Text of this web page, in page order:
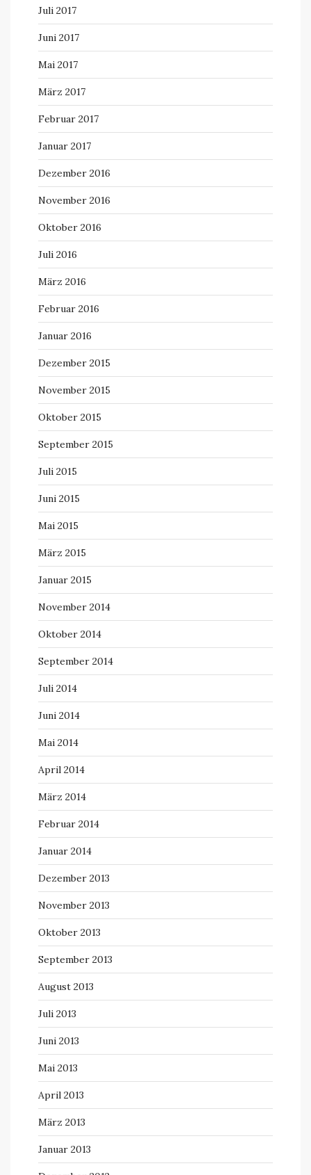
Juli 2017
Juni 2017
Mai 2017
März 2017
Februar 2017
Januar 2017
Dezember 2016
November 2016
Oktober 2016
Juli 2016
März 2016
Februar 2016
Januar 2016
Dezember 2015
November 2015
Oktober 2015
September 2015
Juli 2015
Juni 2015
Mai 2015
März 2015
Januar 2015
November 2014
Oktober 2014
September 2014
Juli 2014
Juni 2014
Mai 2014
April 2014
März 2014
Februar 2014
Januar 2014
Dezember 2013
November 2013
Oktober 2013
September 2013
August 2013
Juli 2013
Juni 2013
Mai 2013
April 2013
März 2013
Januar 2013